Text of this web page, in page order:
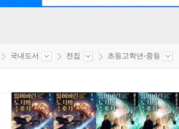
국내도서 전집 초등고학년-중등